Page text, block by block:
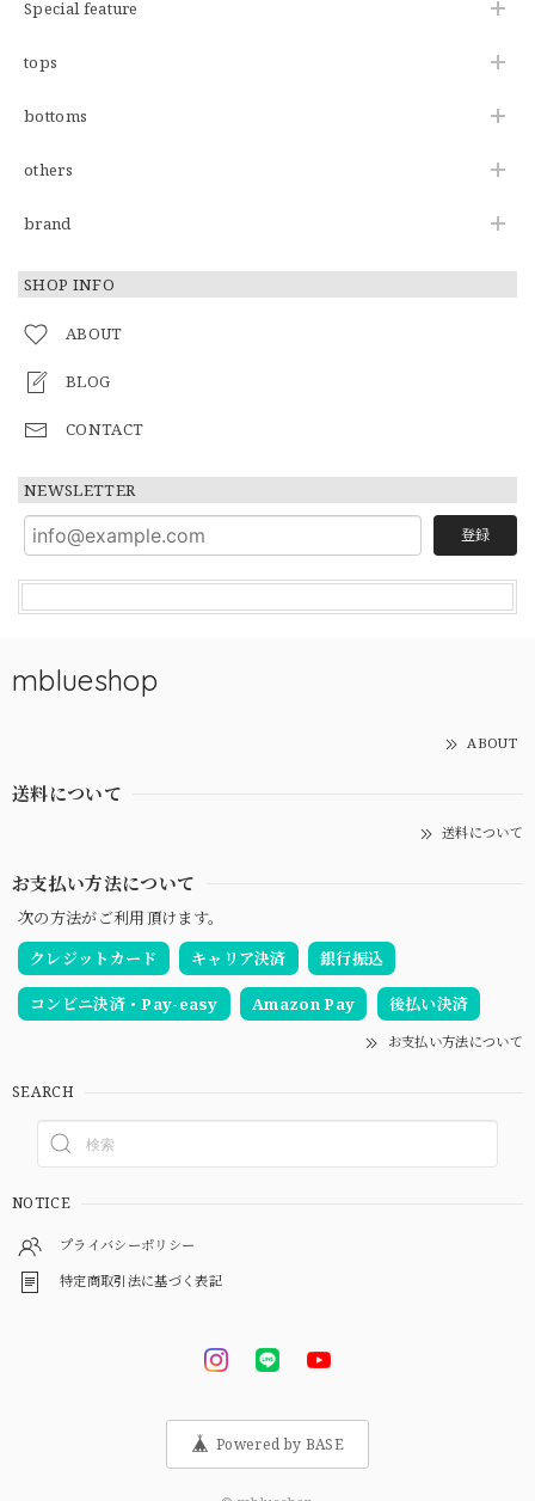
Special feature
tops
bottoms
others
brand
SHOP INFO
ABOUT
BLOG
CONTACT
NEWSLETTER
登録
mblueshop
ABOUT
送料について
送料について
お支払い方法について
次の方法がご利用頂けます。
クレジットカード
キャリア決済 銀行振込
コンビニ決済・Pay-easy Amazon Pay 後払い決済
お支払い方法について
SEARCH
NOTICE
プライバシーポリシー
特定商取引法に基づく表記
Powered by BASE